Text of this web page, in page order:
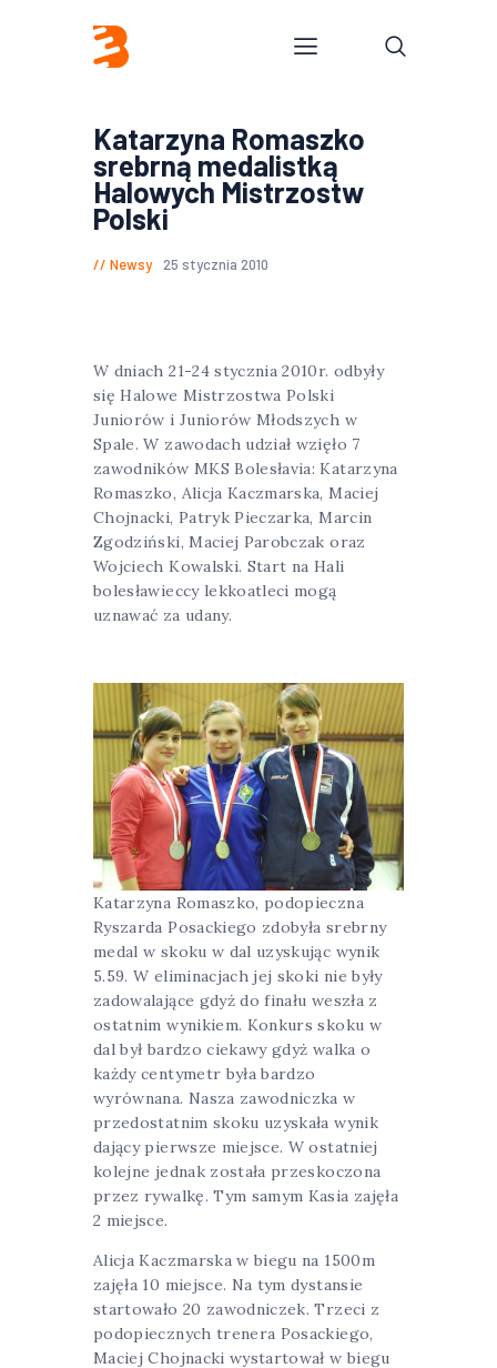
Katarzyna Romaszko
srebrną medalistką
Halowych Mistrzostw
Polski
Newsy 25 stycznia 2010
W dniach 21-24 stycznia 2010r. odbyły
się Halowe Mistrzostwa Polski
Juniorów i Juniorów Młodszych w
Spale. W zawodach udział wzięło 7
zawodników MKS Bolesłavia: Katarzyna
Romaszko, Alicja Kaczmarska, Maciej
Chojnacki, Patryk Pieczarka, Marcin
Zgodziński, Maciej Parobczak oraz
Wojciech Kowalski. Start na Hali
bolesławieccy lekkoatleci mogą
uznawać za udany.
Katarzyna Romaszko, podopieczna
Ryszarda Posackiego zdobyła srebrny
medal w skoku w dal uzyskując wynik
5.59. W eliminacjach jej skoki nie były
zadowalające gdyż do finału weszła z
ostatnim wynikiem. Konkurs skoku w
dal był bardzo ciekawy gdyż walka o
każdy centymetr była bardzo
wyrównana. Nasza zawodniczka w
przedostatnim skoku uzyskała wynik
dający pierwsze miejsce. W ostatniej
kolejne jednak została przeskoczona
przez rywalkę. Tym samym Kasia zajęła
2 miejsce.
Alicja Kaczmarska w biegu na 1500m
zajęła 10 miejsce. Na tym dystansie
startowało 20 zawodniczek. Trzeci z
podopiecznych trenera Posackiego,
Maciej Chojnacki wystartował w biegu